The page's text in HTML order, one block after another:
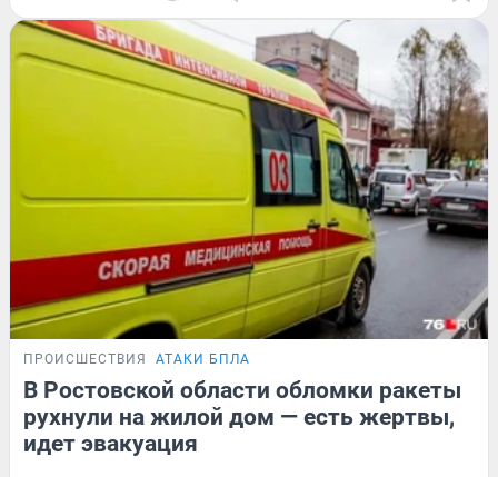
ПРОИСШЕСТВИЯ АТАКИ БПЛА
В Ростовской области обломки ракеты
рухнули на жилой дом — есть жертвы,
идет эвакуация